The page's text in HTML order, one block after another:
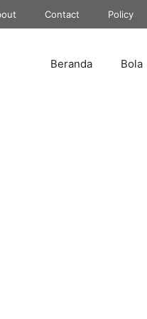
Contact Policy
Beranda Bola